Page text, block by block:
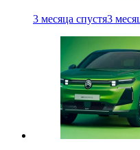
3 месяца спустя3